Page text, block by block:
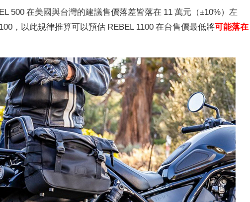
500 在美國與台灣的建議售價落差皆落在 11 萬元（±10%）左
，以此規律推算可以預估 REBEL 1100 在台售價最低將可能落在